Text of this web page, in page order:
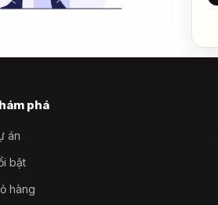
phá
án
bật
hàng